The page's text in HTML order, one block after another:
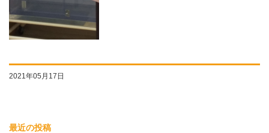
2021年05月17日
最近の投稿